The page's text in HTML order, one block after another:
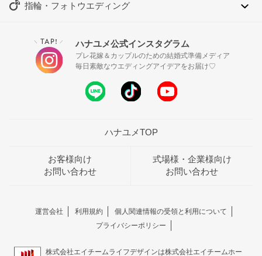
指輪・フォトウエディング
＼ TAP! ／ ハナユメ公式インスタグラム
プレ花嫁＆カップルのための結婚式準備メディア
毎日素敵なウエディングアイデアをお届け♡
ハナユメTOP
お客様向け
お問い合わせ
式場様・企業様向け
お問い合わせ
運営会社 利用規約
個人関連情報の受領と利用について
プライバシーポリシー
株式会社エイチームライフデザインは株式会社エイチームホー